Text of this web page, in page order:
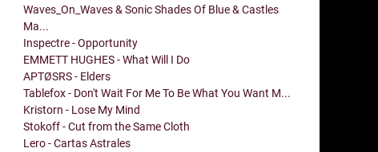
Waves_On_Waves & Sonic Shades Of Blue & Castles
Ma...
Inspectre - Opportunity
EMMETT HUGHES - What Will I Do
APTØSRS - Elders
Tablefox - Don't Wait For Me To Be What You Want M...
Kristorn - Lose My Mind
Stokoff - Cut from the Same Cloth
Lero - Cartas Astrales